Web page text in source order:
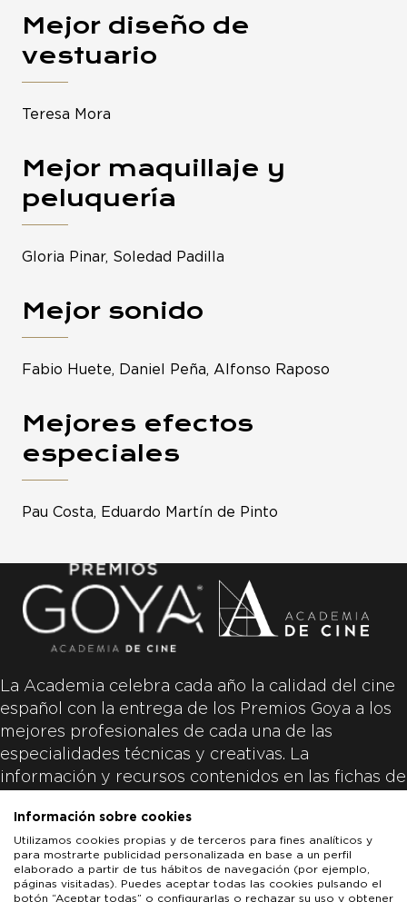
Mejor diseño de
vestuario
Teresa Mora
Mejor maquillaje y
peluquería
Gloria Pinar, Soledad Padilla
Mejor sonido
Fabio Huete, Daniel Peña, Alfonso Raposo
Mejores efectos
especiales
Pau Costa, Eduardo Martín de Pinto
La Academia celebra cada año la calidad del cine
español con la entrega de los Premios Goya a los
mejores profesionales de cada una de las
especialidades técnicas y creativas. La
información y recursos contenidos en las fichas de
productoras de las películas y responsabilidad
única y exclusiva de las mismas.
Información sobre cookies
Utilizamos cookies propias y de terceros para fines analíticos y
para mostrarte publicidad personalizada en base a un perfil
elaborado a partir de tus hábitos de navegación (por ejemplo,
páginas visitadas). Puedes aceptar todas las cookies pulsando el
botón “Aceptar todas” o configurarlas o rechazar su uso y obtener